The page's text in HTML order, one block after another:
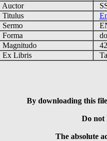
Auctor
Titulus
Sermo
Forma
Magnitudo
Ex Libris
By downloading this
Do not
The absolute